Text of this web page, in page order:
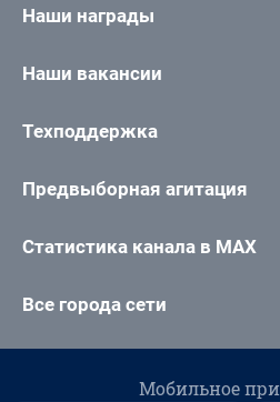
Наши награды
Наши вакансии
Техподдержка
Предвыборная агитация
Статистика канала в MAX
Все города сети
Мобильное